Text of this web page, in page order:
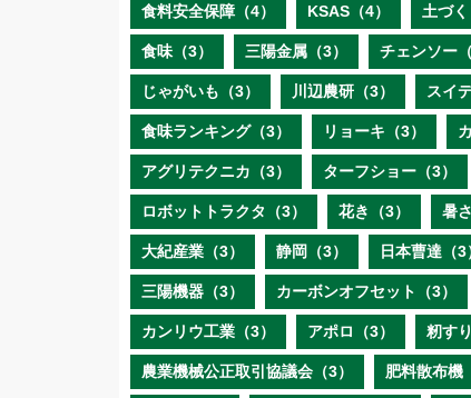
食料安全保障（4） KSAS（4） 土づく
食味（3） 三陽金属（3） チェンソー（
じゃがいも（3） 川辺農研（3） スイ
食味ランキング（3） リョーキ（3）
アグリテクニカ（3） ターフショー（3）
ロボットトラクタ（3） 花き（3） 暑
大紀産業（3） 静岡（3） 日本曹達（3
三陽機器（3） カーボンオフセット（3）
カンリウ工業（3） アポロ（3） 籾す
農業機械公正取引協議会（3） 肥料散布機